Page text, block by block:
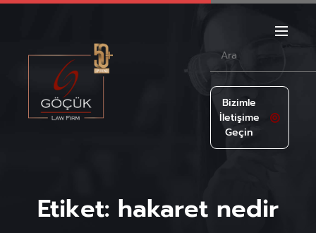
Bizimle
İletişime
Geçin
Etiket: hakaret nedir